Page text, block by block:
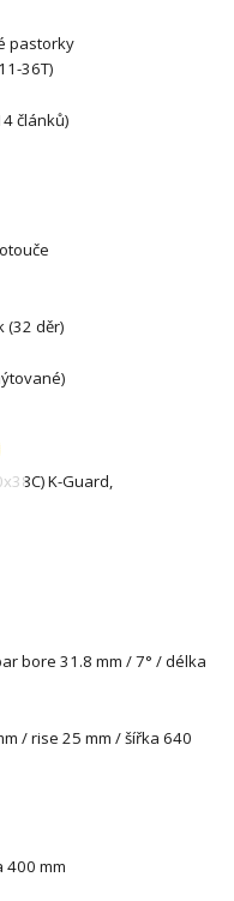
36T)
článků)
(32 děr)
K-Guard,
bore 31.8 mm / 7° / délka
/ rise 25 mm / šířka 640
400 mm